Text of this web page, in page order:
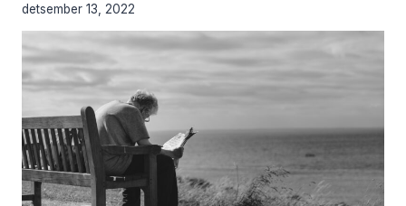
detsember 13, 2022